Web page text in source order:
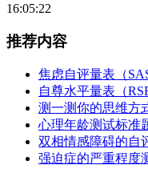
16:05:22
推荐内容
焦虑自评量表（
自尊水平量表（
测一测你的思维方
心理年龄测试标准
双相情感障碍的自
强迫症的严重程度